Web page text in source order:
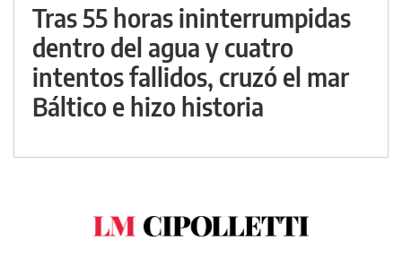
Tras 55 horas ininterrumpidas
dentro del agua y cuatro
intentos fallidos, cruzó el mar
Báltico e hizo historia